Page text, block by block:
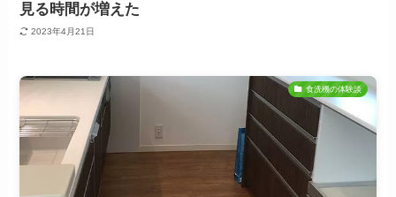
見る時間が増えた
2023年4月21日
食洗機の体験談